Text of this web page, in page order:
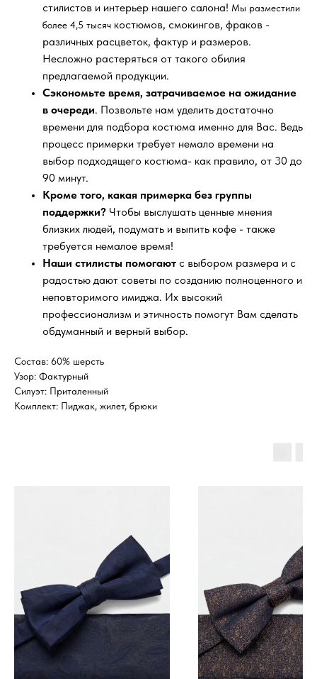
стилистов и интерьер нашего салона! Мы разместили
более 4,5 тысяч костюмов, смокингов, фраков -
различных расцветок, фактур и размеров.
Несложно растеряться от такого обилия
предлагаемой продукции.
Сэкономьте время, затрачиваемое на ожидание
в очереди. Позвольте нам уделить достаточно
времени для подбора костюма именно для Вас. Ведь
процесс примерки требует немало времени на
выбор подходящего костюма- как правило, от 30 до
90 минут.
Кроме того, какая примерка без группы
поддержки? Чтобы выслушать ценные мнения
близких людей, подумать и выпить кофе - также
требуется немалое время!
Наши стилисты помогают с выбором размера и с
радостью дают советы по созданию полноценного и
неповторимого имиджа. Их высокий
профессионализм и этичность помогут Вам сделать
обдуманный и верный выбор.
Состав: 60% шерсть
Узор: Фактурный
Силуэт: Приталенный
Комплект: Пиджак, жилет, брюки